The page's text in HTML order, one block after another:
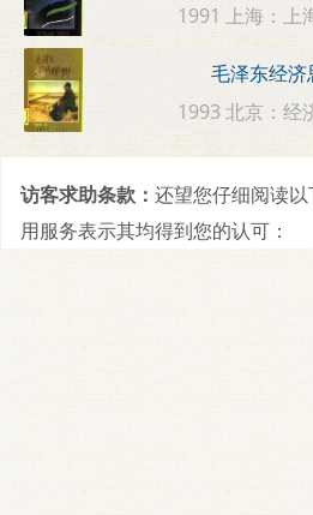
1991 上海：上
毛泽东经
1993 北京：经
访客求助条款： 还望您仔细阅读
用服务表示其均得到您的认可：